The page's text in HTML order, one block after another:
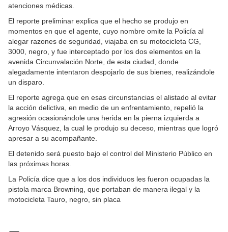
atenciones médicas.
El reporte preliminar explica que el hecho se produjo en
momentos en que el agente, cuyo nombre omite la Policía al
alegar razones de seguridad, viajaba en su motocicleta CG,
3000, negro, y fue interceptado por los dos elementos en la
avenida Circunvalación Norte, de esta ciudad, donde
alegadamente intentaron despojarlo de sus bienes, realizándole
un disparo.
El reporte agrega que en esas circunstancias el alistado al evitar
la acción delictiva, en medio de un enfrentamiento, repelió la
agresión ocasionándole una herida en la pierna izquierda a
Arroyo Vásquez, la cual le produjo su deceso, mientras que logró
apresar a su acompañante.
El detenido será puesto bajo el control del Ministerio Público en
las próximas horas.
La Policía dice que a los dos individuos les fueron ocupadas la
pistola marca Browning, que portaban de manera ilegal y la
motocicleta Tauro, negro, sin placa